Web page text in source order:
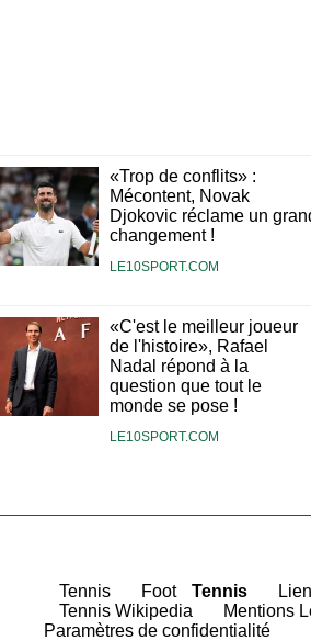
«Trop de conflits» :
Mécontent, Novak
Djokovic réclame un
changement !
LE10SPORT.COM
«C'est le meilleur joueur
de l'histoire», Rafael
Nadal répond à la
question que tout le
monde se pose !
LE10SPORT.COM
Tennis Foot Tennis
Tennis Wikipedia Mentions
Paramètres de confidentialité